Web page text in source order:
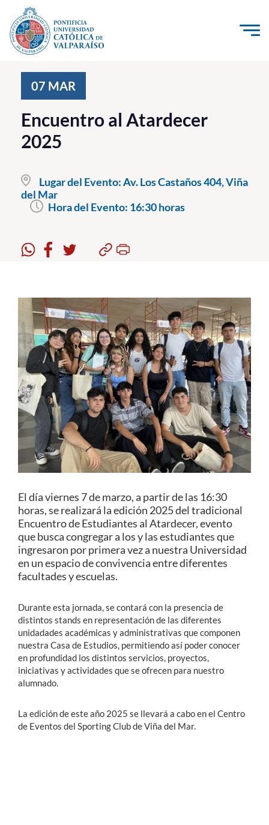
Click acá para ir directamente al contenido
Investigación, Creación e Innovación
PUCV Internacional
Vinculación con el Medio
Admisión
Pregrado
Estudiantes
Académicos
Funcionarios
Alumni
English
07 MAR
Encuentro al Atardecer
2025
Lugar del Evento:Av. Los Castaños 404, Viña
del Mar
Hora del Evento: 16:30 horas
El día viernes 7 de marzo, a partir de las 16:30
horas, se realizará la edición 2025 del tradicional
Encuentro de Estudiantes al Atardecer, evento
que busca congregar a los y las estudiantes que
ingresaron por primera vez a nuestra Universidad
en un espacio de convivencia entre diferentes
facultades y escuelas.
Durante esta jornada, se contará con la presencia de
distintos stands en representación de las diferentes
unidadades académicas y administrativas que componen
nuestra Casa de Estudios, permitiendo así poder conocer
en profundidad los distintos servicios, proyectos,
iniciativas y actividades que se ofrecen para nuestro
alumnado.
La edición de este año 2025 se llevará a cabo en el Centro
de Eventos del Sporting Club de Viña del Mar.